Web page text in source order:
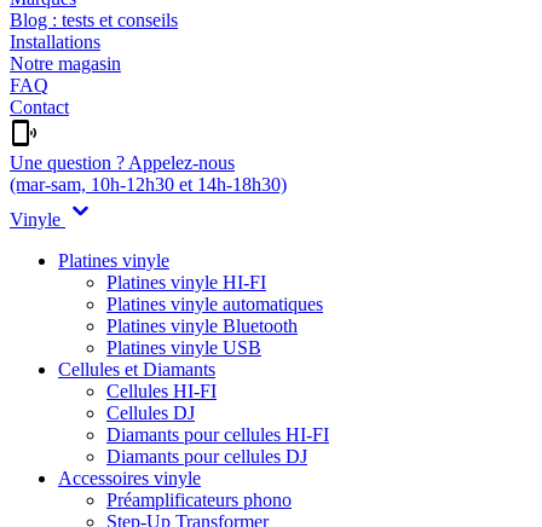
Blog : tests et conseils
Installations
Notre magasin
FAQ
Contact
Une question ? Appelez-nous
(mar-sam, 10h-12h30 et 14h-18h30)
Vinyle
Platines vinyle
Platines vinyle HI-FI
Platines vinyle automatiques
Platines vinyle Bluetooth
Platines vinyle USB
Cellules et Diamants
Cellules HI-FI
Cellules DJ
Diamants pour cellules HI-FI
Diamants pour cellules DJ
Accessoires vinyle
Préamplificateurs phono
Step-Up Transformer